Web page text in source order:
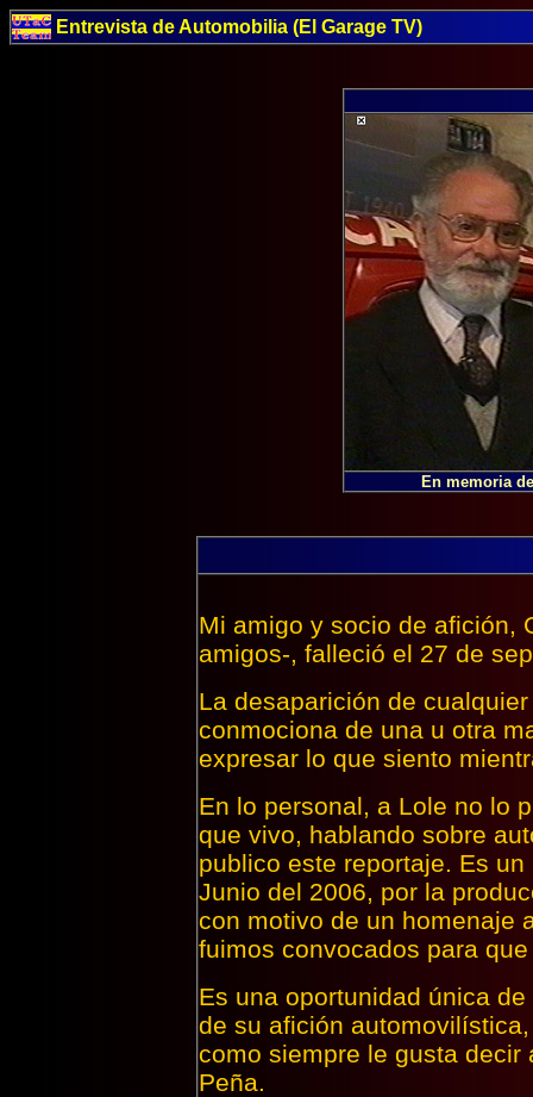
Entrevista de Automobilia (El Garage TV)
En memoria
Mi amigo y socio de afición,
amigos-, falleció el 27 de
La desaparición de
conmociona de una u otra
expresar lo que siento
En lo personal, a Lole no lo
que vivo, hablando sobre
publico este reportaje. Es
Junio del 2006, por la
con motivo de un homenaje
fuimos convocados para
Es una oportunidad única
de su afición
como siempre le gusta
Peña.